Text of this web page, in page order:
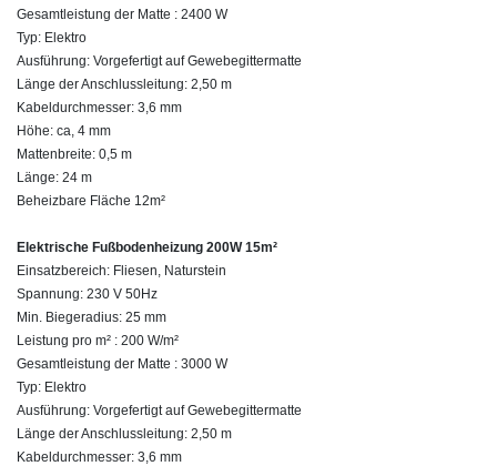
Gesamtleistung der Matte : 2400 W
Typ: Elektro
Ausführung: Vorgefertigt auf Gewebegittermatte
Länge der Anschlussleitung: 2,50 m
Kabeldurchmesser: 3,6 mm
Höhe: ca, 4 mm
Mattenbreite: 0,5 m
Länge: 24 m
Beheizbare Fläche 12m²
Elektrische Fußbodenheizung 200W 15m²
Einsatzbereich: Fliesen, Naturstein
Spannung: 230 V 50Hz
Min. Biegeradius: 25 mm
Leistung pro m² : 200 W/m²
Gesamtleistung der Matte : 3000 W
Typ: Elektro
Ausführung: Vorgefertigt auf Gewebegittermatte
Länge der Anschlussleitung: 2,50 m
Kabeldurchmesser: 3,6 mm